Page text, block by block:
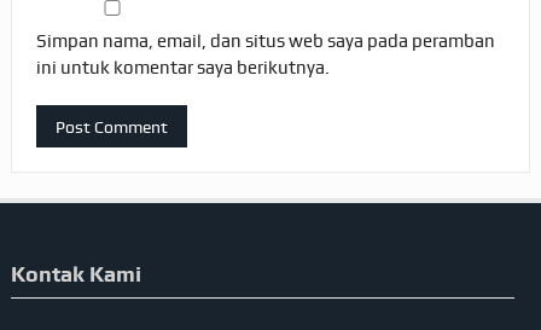
Simpan nama, email, dan situs web saya pada peramban
ini untuk komentar saya berikutnya.
Kontak Kami